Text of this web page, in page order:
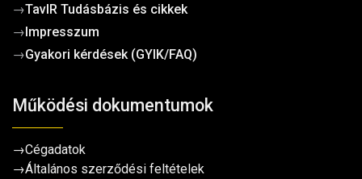
→TavIR Tudásbázis és cikkek
→Impresszum
→Gyakori kérdések (GYIK/FAQ)
Működési dokumentumok
→Cégadatok
→Általános szerződési feltételek